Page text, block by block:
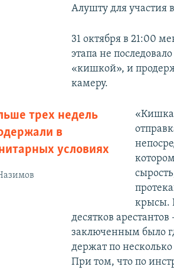
Алушту для участия
31 октября в 21:00
этапа не
«кишкой», и
камеру.
трех недель
в
условиях
крысы.
десятков
заключенным было
держат по несколько
При том, что по